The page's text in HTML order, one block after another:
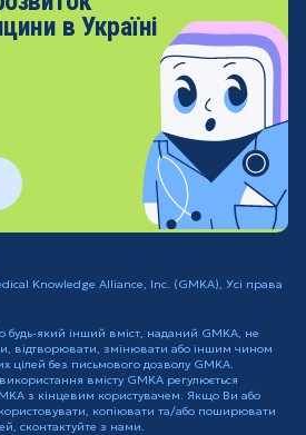
Knowledge Alliance, Inc. (GMKA), Усі права
будь-який інший вміст, наданий GMKA, не
відтворювати, змінювати або іншим чином
цілей без письмового дозволу GMKA.
вмісту GMKA регулюється
з кінцевим користувачем. Якщо Ви або
копіювати та/або поширювати
сконтактуйте з нами.
в Україні